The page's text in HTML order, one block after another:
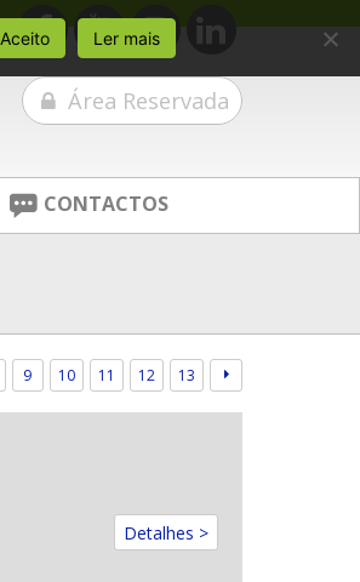
Área Reservada
CONTACTOS
9 10 11 12 13
Detalhes >
Aceito Ler mais